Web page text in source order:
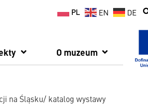
PL EN DE
O muzeum
na Śląsku/ katalog wystawy